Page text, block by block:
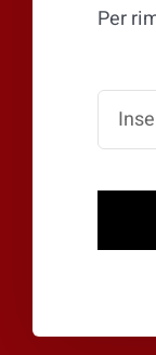
Per